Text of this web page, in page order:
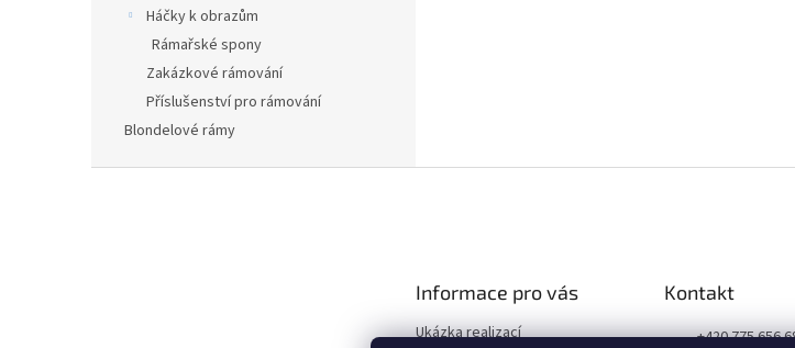
Háčky k obrazům
Rámařské spony
Zakázkové rámování
Příslušenství pro rámování
Blondelové rámy
Informace pro vás
Ukázka realizací
Kontakt
+420 775 656